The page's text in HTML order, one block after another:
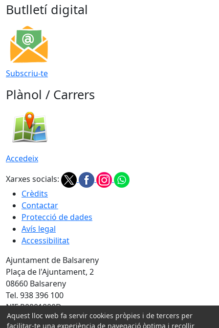
Butlletí digital
Subscriu-te
Plànol / Carrers
Accedeix
Xarxes socials:
Crèdits
Contactar
Protecció de dades
Avís legal
Accessibilitat
Ajuntament de Balsareny
Plaça de l'Ajuntament, 2
08660 Balsareny
Tel. 938 396 100
NIF P0801800D
Aquest lloc web fa servir cookies pròpies i de tercers per
facilitar-te una experiència de navegació òptima i recollir